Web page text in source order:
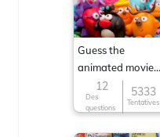
Guess the
animated movie
character
12
Des
questions
5333
Tentatives